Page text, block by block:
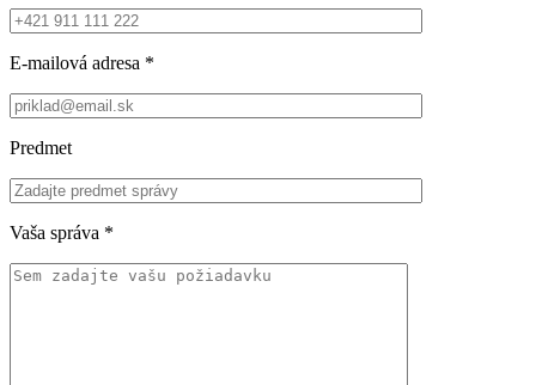
E-mailová adresa *
Predmet
Vaša správa *